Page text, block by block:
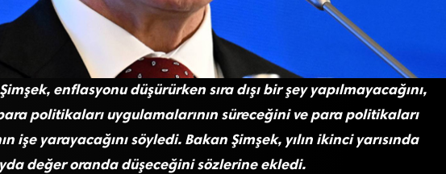
enflasyonu düşürürken sıra dışı bir şey yapılmayacağını,
politikaları uygulamalarının süreceğini ve para politikaları
işe yarayacağını söyledi. Bakan Şimşek, yılın ikinci yarısında
değer oranda düşeceğini sözlerine ekledi.